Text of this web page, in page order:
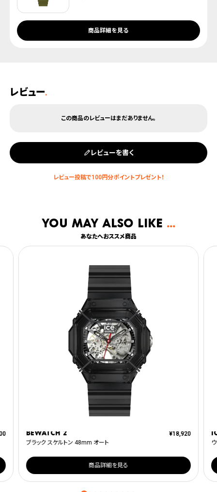
商品詳細を見る
レビュー.
レビューを書く
You may also like
あなたへおススメ商品
BEWATCH 2
ブラック スケルトン 48mm オート
¥18,920
商品詳細を見る